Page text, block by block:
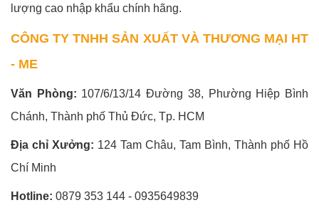
lượng cao nhập khẩu chính hãng.
CÔNG TY TNHH SẢN XUẤT VÀ THƯƠNG MẠI HT
- ME
Văn Phòng: 107/6/13/14 Đường 38, Phường Hiệp Bình
Chánh, Thành phố Thủ Đức, Tp. HCM
Địa chỉ Xưởng: 124 Tam Châu, Tam Bình, Thành phố Hồ
Chí Minh
Hotline: 0879 353 144 - 0935649839